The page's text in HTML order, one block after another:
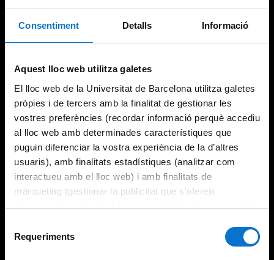
Consentiment Detalls Informació
Aquest lloc web utilitza galetes
El lloc web de la Universitat de Barcelona utilitza galetes
pròpies i de tercers amb la finalitat de gestionar les
vostres preferències (recordar informació perquè accediu
al lloc web amb determinades característiques que
puguin diferenciar la vostra experiència de la d’altres
usuaris), amb finalitats estadístiques (analitzar com
interactueu amb el lloc web) i amb finalitats de
màrqueting (gestionar la publicitat que s’ofereix
adequant-la en funció dels vostres hàbits de navegació).
consultar laPolítica de galetes del lloc web de la
Requeriments